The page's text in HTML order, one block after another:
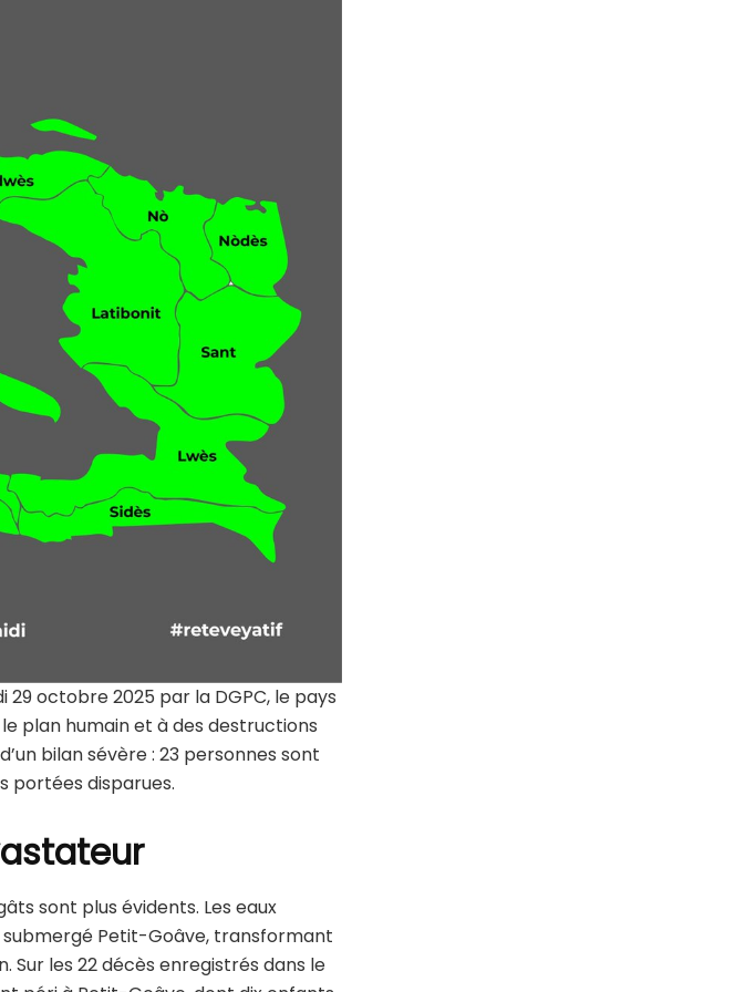
octobre 2025 par la DGPC, le pays
plan humain et à des destructions
bilan sévère : 23 personnes sont
portées disparues.
sont plus évidents. Les eaux
submergé Petit-Goâve, transformant
Sur les 22 décès enregistrés dans le